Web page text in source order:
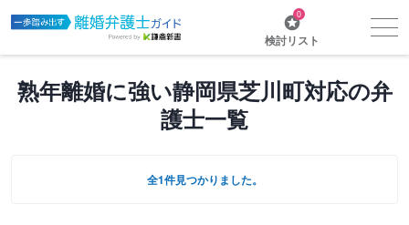
0
検討リスト
熟年離婚に強い静岡県芝川町対応の弁
護士一覧
全1件見つかりました。